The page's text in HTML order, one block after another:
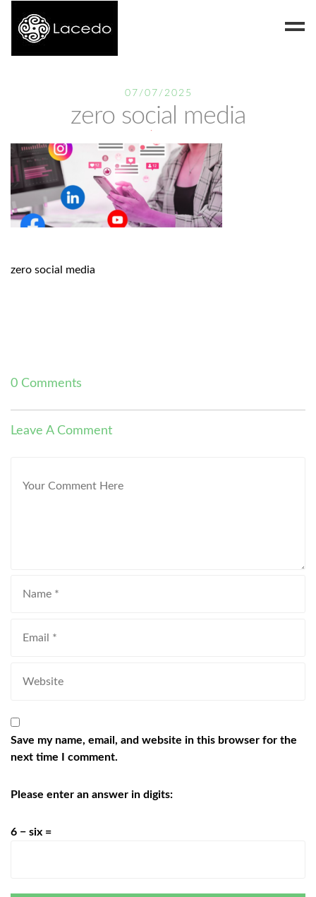
Contact
07/07/2025
zero social media
zero social media
0 Comments
Leave A Comment
Save my name, email, and website in this browser for the
next time I comment.
Please enter an answer in digits:
6 − six =